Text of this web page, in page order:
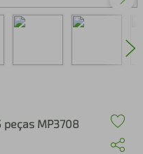
peças MP3708